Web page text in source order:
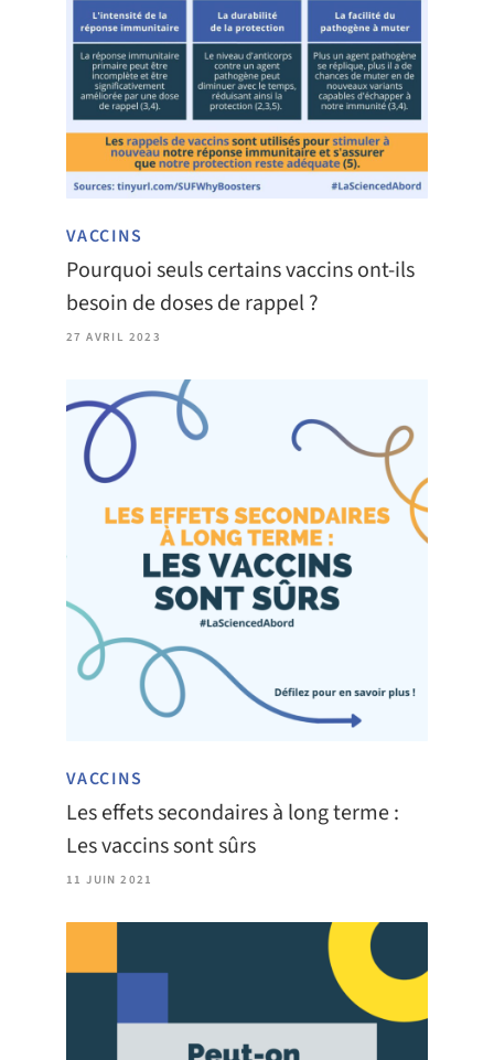
VACCINS
Pourquoi seuls certains vaccins ont-ils
besoin de doses de rappel ?
27 AVRIL 2023
VACCINS
Les effets secondaires à long terme :
Les vaccins sont sûrs
11 JUIN 2021